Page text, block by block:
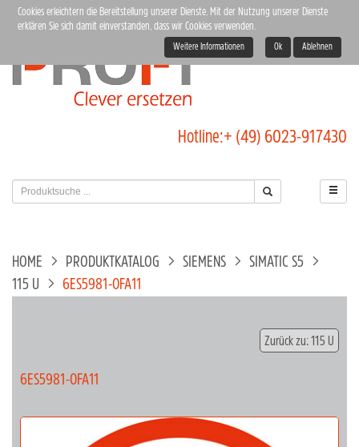
Hotline:+ (49) 6023-917430
HOME PRODUKTKATALOG SIEMENS
SIMATIC S5
115 U
6ES5981-0FA11
Zurück zu: 115 U
6ES5981-0FA11
Cookies erleichtern die Bereitstellung unserer Dienste. Mit der Nutzung unserer Dienste
erklären Sie sich damit einverstanden, dass wir Cookies verwenden.
Weitere Informationen Ok Ablehnen